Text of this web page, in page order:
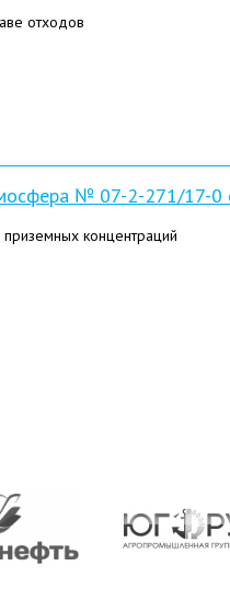
отходов
№ 07-2-271/17-0
концентраций